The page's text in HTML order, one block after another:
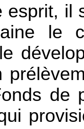
esprit, il
le
de